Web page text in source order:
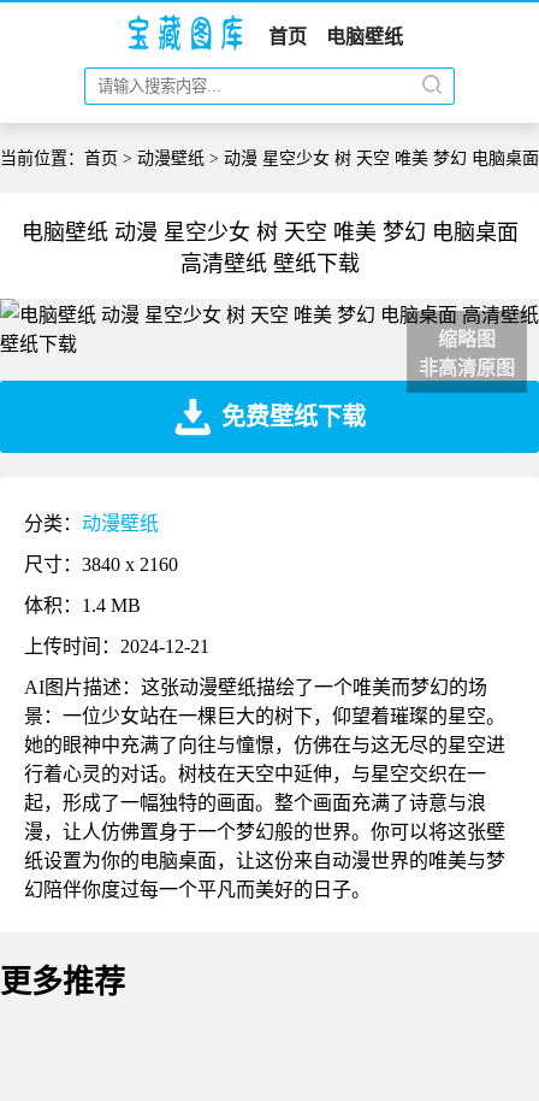
首页 电脑壁纸
当前位置： 首页 > 动漫壁纸 > 动漫 星空少女 树 天空 唯美 梦幻 电脑桌面
电脑壁纸 动漫 星空少女 树 天空 唯美 梦幻 电脑桌面
高清壁纸 壁纸下载
缩略图
非高清原图
免费壁纸下载
分类： 动漫壁纸
尺寸：3840 x 2160
体积：1.4 MB
上传时间：2024-12-21
AI图片描述：这张动漫壁纸描绘了一个唯美而梦幻的场
景：一位少女站在一棵巨大的树下，仰望着璀璨的星空。
她的眼神中充满了向往与憧憬，仿佛在与这无尽的星空进
行着心灵的对话。树枝在天空中延伸，与星空交织在一
起，形成了一幅独特的画面。整个画面充满了诗意与浪
漫，让人仿佛置身于一个梦幻般的世界。你可以将这张壁
纸设置为你的电脑桌面，让这份来自动漫世界的唯美与梦
幻陪伴你度过每一个平凡而美好的日子。
更多推荐